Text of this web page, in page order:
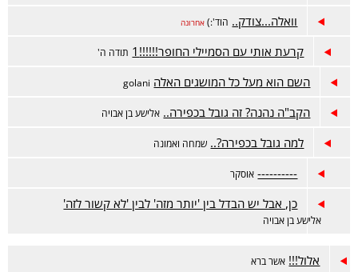
וואלה...צודק.. הוד':) אחרונה
קרעת אותי עם הסמיילי החופר!!!!!!1 תודה ה'
השם הוא מעל כל המושגים האלה golani
הקב"ה נהנה? זה גובל בכפירה.. אלישע בן אבויה
למה גובל בכפירה?.. שמחה ואמונה
---------- אוסקר
כן, אבל יש הבדל בין 'יותר מזה' לבין 'לא קשור לזה'
אלישע בן אבויה
אלול!!! אשר ברא